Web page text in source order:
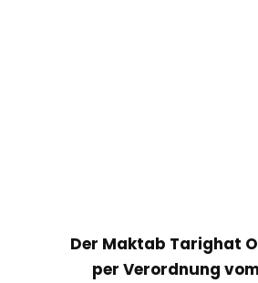
Der Maktab Tarighat
per Verordnung